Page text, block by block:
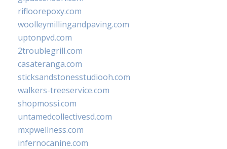
rifloorepoxy.com
woolleymillingandpaving.com
uptonpvd.com
2troublegrill.com
casateranga.com
sticksandstonesstudiooh.com
walkers-treeservice.com
shopmossi.com
untamedcollectivesd.com
mxpwellness.com
infernocanine.com